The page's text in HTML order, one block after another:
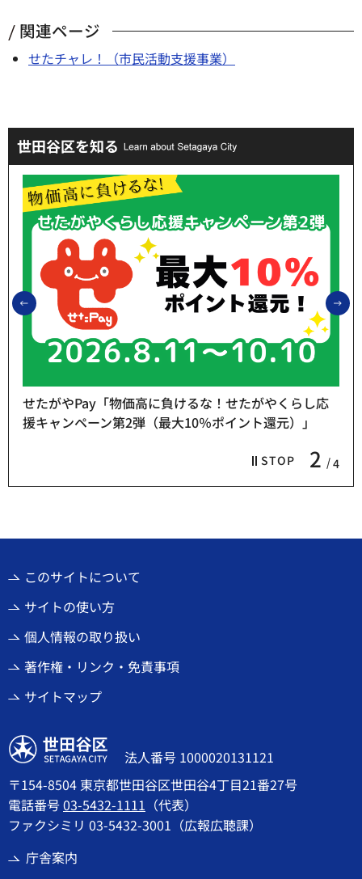
関連ページ
せたチャレ！（市民活動支援事業）
世田谷区を知る
前のスライドを表示
STOP 2 4
せたがやPay「物価高に負けるな！せたがやくらし応
援キャンペーン第2弾（最大10％ポイント還元）」
このサイトについて
サイトの使い方
個人情報の取り扱い
著作権・リンク・免責事項
サイトマップ
世田谷区
法人番号 1000020131121
〒154-8504 東京都世田谷区世田谷4丁目21番27号
電話番号03-5432-1111 （代表）
ファクシミリ 03-5432-3001（広報広聴課）
庁舎案内